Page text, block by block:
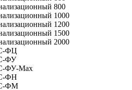
800
1000
1200
1500
2000
ФЦ
ФУ
ФУ-Мах
ФН
ФМ